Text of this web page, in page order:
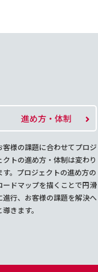
進め方・体制
客様の課題に合わせてプロジ
クトの進め方・体制は変わり
す。プロジェクトの進め方の
ードマップを描くことで円滑
進行、お客様の課題を解決へ
導きます。